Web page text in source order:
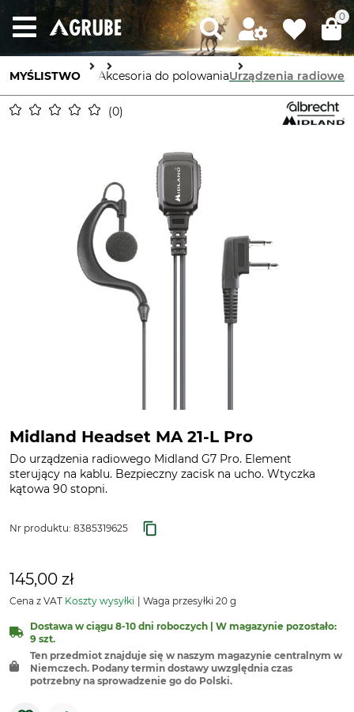
0
MYŚLISTWO
Wyposażenie Akcesoria do polowaniaUrządzenia radiowe
0
Midland Headset MA 21-L Pro
Do urządzenia radiowego Midland G7 Pro. Element
sterujący na kablu. Bezpieczny zacisk na ucho. Wtyczka
kątowa 90 stopni.
Nr produktu: 8385319625
145,00 zł
Cena z VAT Koszty wysyłki Waga przesyłki 20 g
Dostawa w ciągu 8-10 dni roboczych | W magazynie pozostało:
9 szt.
Ten przedmiot znajduje się w naszym magazynie centralnym w
Niemczech. Podany termin dostawy uwzględnia czas
potrzebny na sprowadzenie go do Polski.